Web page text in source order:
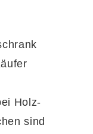
cm
Holz-
sind